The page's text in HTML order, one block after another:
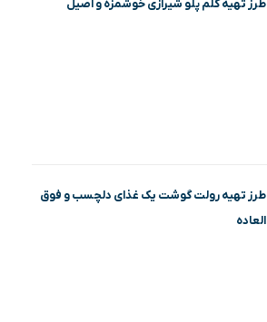
طرز تهیه کلم پلو شیرازی خوشمزه و اصیل
طرز تهیه رولت گوشت یک غذای دلچسب و فوق
العاده